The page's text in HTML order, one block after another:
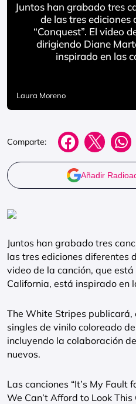
Juntos han grabado tres
de las tres ediciones
“Conquest”. El video
dirigiendo Diane
inspirado en las
Laura Moreno
Comparte:
Añadir
Juntos han grabado tres
las tres ediciones diferentes
video de la canción, que
California, está inspirado en
The White Stripes publicará,
singles de vinilo coloreado
incluyendo la colaboración
nuevos.
Las canciones “It’s My Fault
We Can’t Afford to Look This